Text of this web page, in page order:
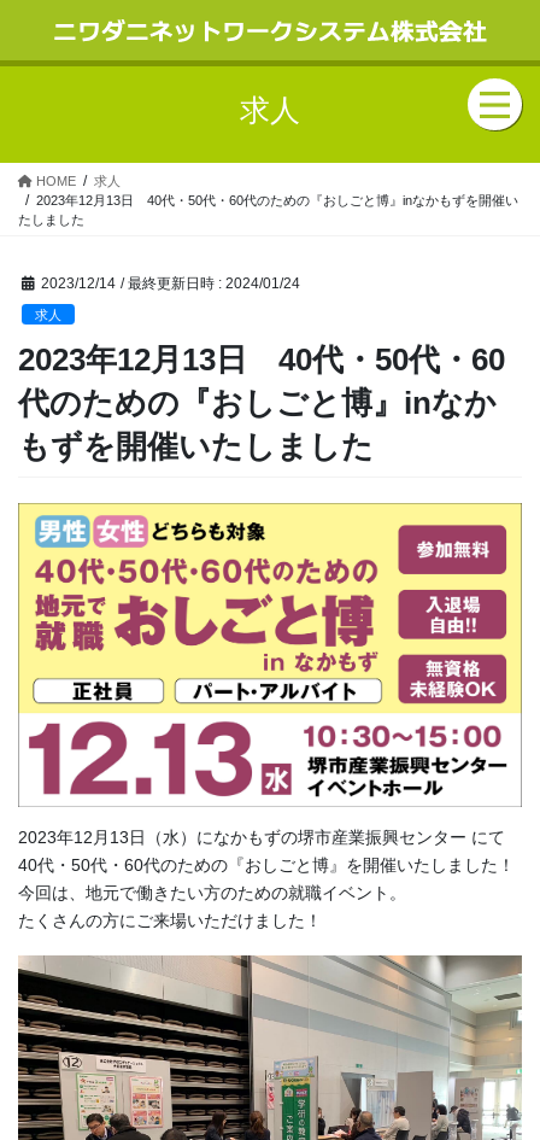
求人
HOME
求人
2023年12月13日 40代・50代・60代のための『おしごと博』inなかもずを開催い
たしました
2023/12/14 / 最終更新日時 : 2024/01/24
求人
2023年12月13日 40代・50代・60
代のための『おしごと博』inなか
もずを開催いたしました
2023年12月13日（水）になかもずの堺市産業振興センター にて
40代・50代・60代のための『おしごと博』を開催いたしました！
今回は、地元で働きたい方のための就職イベント。
たくさんの方にご来場いただけました！